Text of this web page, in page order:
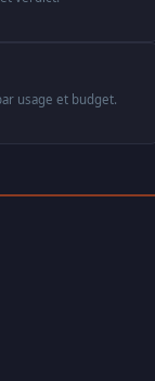
usage et budget.